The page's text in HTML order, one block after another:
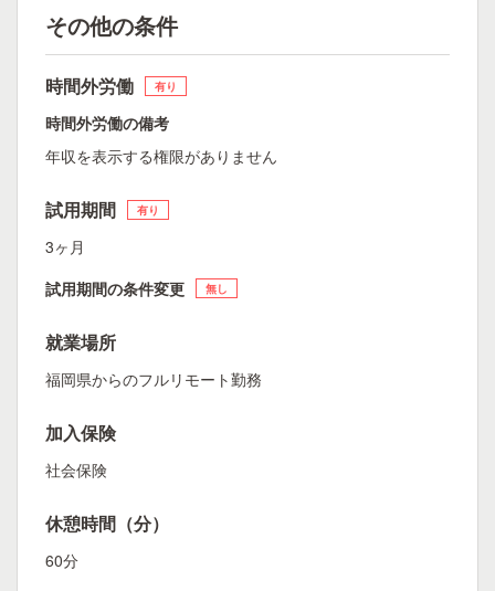
その他の条件
時間外労働 有り
時間外労働の備考
年収を表示する権限がありません
試用期間 有り
3ヶ月
試用期間の条件変更
無し
就業場所
福岡県からのフルリモート勤務
加入保険
社会保険
休憩時間（分）
60分